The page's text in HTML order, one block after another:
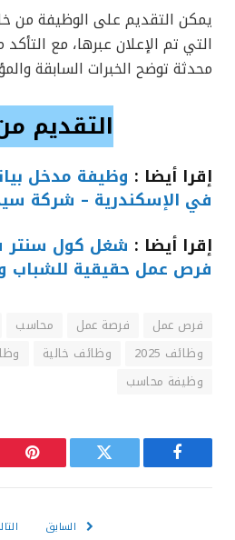
يمكن التقديم على الوظيفة من
التي تم الإعلان عبرها، مع
محدثة توضح الخبرات السابقة
التقديم
إقرا أيضا :
في الإسكندرية – شركة
إقرا أيضا :
فرص عمل حقيقية للشباب
فرص عمل فرصة عمل محاسب
وظائف 2025
وظائف خالية
وظيفة محاسب
فيسبوك تويتر
السابق